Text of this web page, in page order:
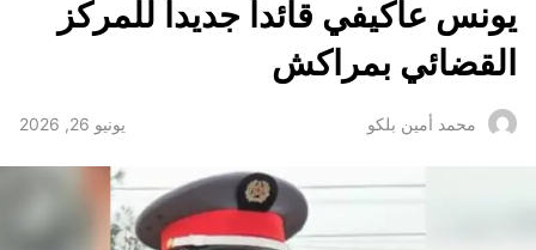
يونس عاكيفي قائداً جديداً للمركز
القضائي بمراكش
محمد أمين بلكو يونيو 26, 2026